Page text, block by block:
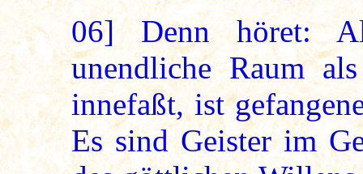
06] Denn höret:
unendliche Raum
innefaßt, ist
Es sind Geister im